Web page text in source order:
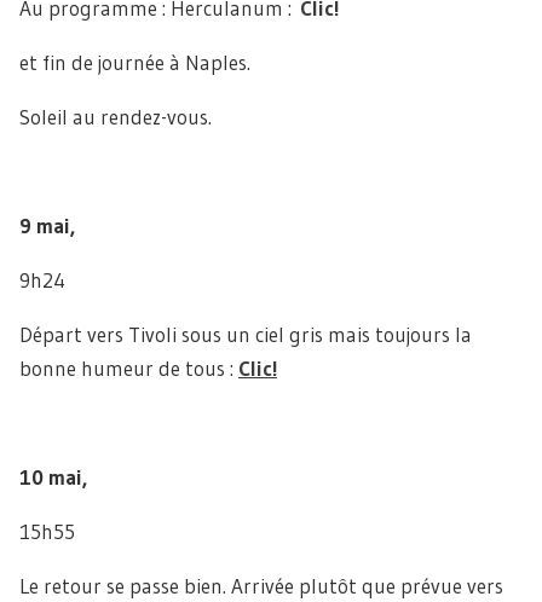
Au programme : Herculanum : Clic!
et fin de journée à Naples.
Soleil au rendez-vous.
9 mai,
9h24
Départ vers Tivoli sous un ciel gris mais toujours la
bonne humeur de tous : Clic!
10 mai,
15h55
Le retour se passe bien. Arrivée plutôt que prévue vers